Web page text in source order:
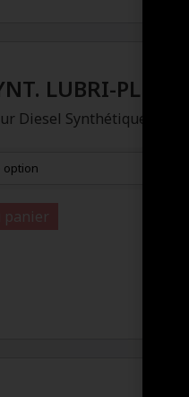
LUBRI-PLUS
Diesel Synthétique